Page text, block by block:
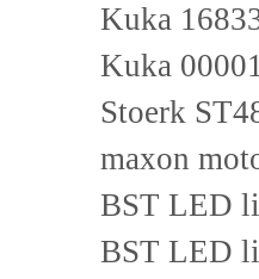
Kuka
Kuka
Stoerk
maxon
BST LED
BST LED